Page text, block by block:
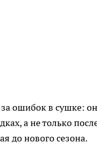
ошибок в сушке:
а не только
до нового сезона.